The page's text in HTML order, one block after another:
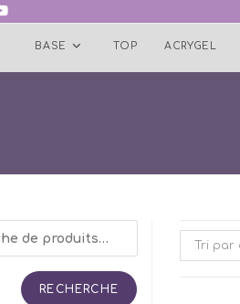
BASE TOP ACRYGEL
Tri
RECHERCHE